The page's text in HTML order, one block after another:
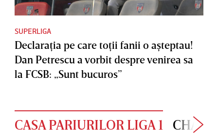
SUPERLIGA
Declaraţia pe care toţii fanii o aşteptau!
Dan Petrescu a vorbit despre venirea sa
la FCSB: „Sunt bucuros”
CASA PARIURILOR LIGA 1